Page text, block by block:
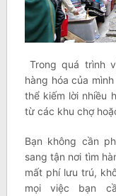
Trong quá trình
hàng hóa của
thể kiếm lời nhiều
từ các khu chợ
Bạn không cần
sang tận nơi tìm
mất phí lưu trú,
mọi việc bạn